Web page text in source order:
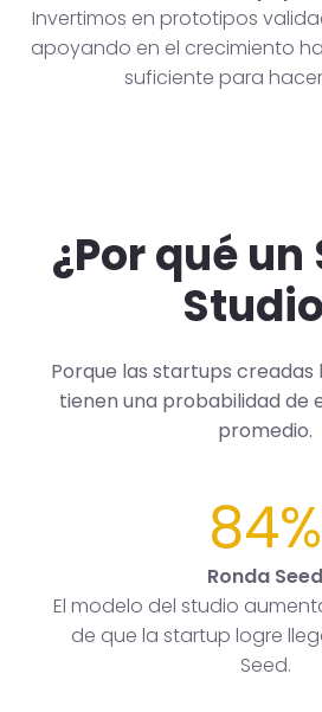
Invertimos en prototipos
apoyando en el crecimiento
suficiente para
¿Por qué
Porque las startups
tienen una probabilidad de
promedio.
84%
Ronda Seed
El modelo del studio
de que la startup logre
Seed.